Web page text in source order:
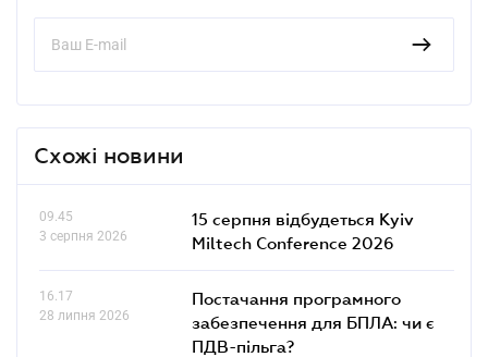
Схожі новини
09.45
3 серпня 2026
15 серпня відбудеться Kyiv
Miltech Conference 2026
16.17
28 липня 2026
Постачання програмного
забезпечення для БПЛА: чи є
ПДВ-пільга?